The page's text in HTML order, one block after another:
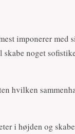
imponerer
noget
hvilken
i højden og